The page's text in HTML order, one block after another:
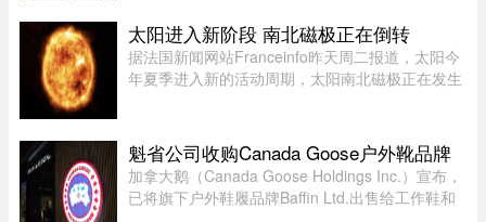
Casino Resort Spa 发表演讲，宣传华盛顿的经济
议程。他在发言中谈到 ...
太阳进入新阶段 南北磁极正在倒转
据法国新闻网站Franceinfo昨天周二报道，太阳今
年夏季进入新的活动周期，太阳南北磁极正在发生
南磁极，南磁极则转变为北 ...
魁省公司收购Canada Goose户外靴品牌
加拿大鹅（Canada Goose Holdings Inc.）宣布，
已将旗下户外鞋履品牌Baffin Ltd.出售给工作鞋和